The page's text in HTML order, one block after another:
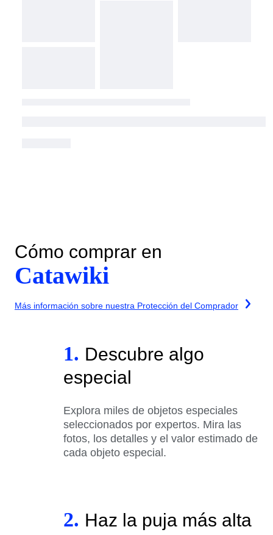
Cómo comprar en
Catawiki
Más información sobre nuestra Protección del Comprador
1. Descubre algo
especial
Explora miles de objetos especiales
seleccionados por expertos. Mira las
fotos, los detalles y el valor estimado de
cada objeto especial.
2. Haz la puja más alta